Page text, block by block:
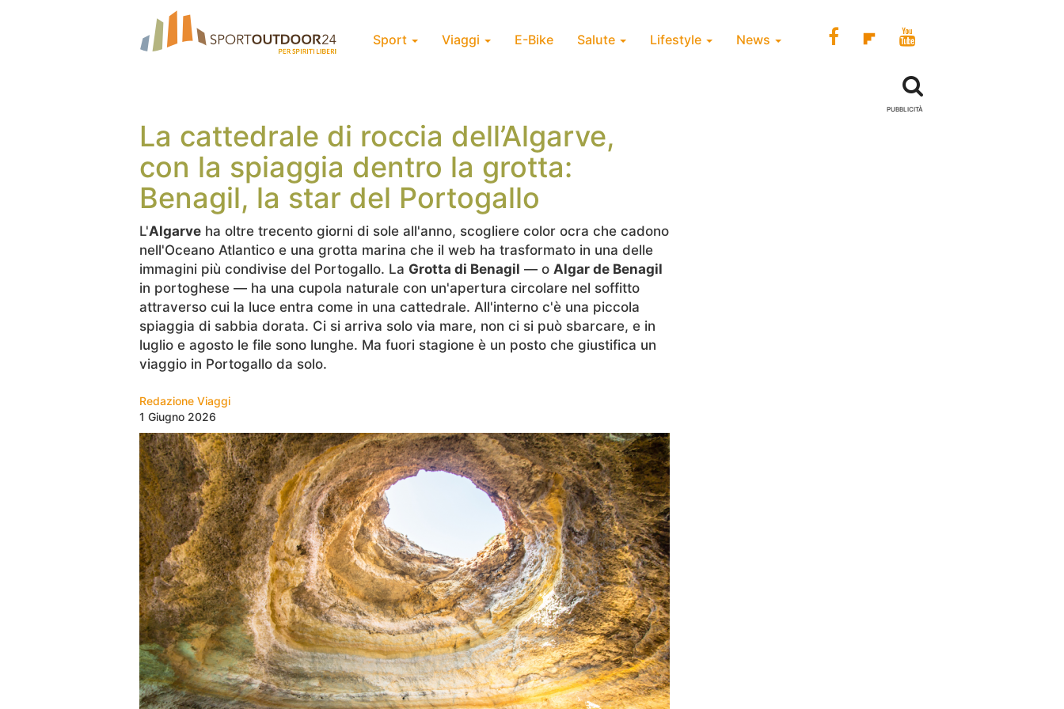
Sport Viaggi E-Bike Salute Lifestyle News
La cattedrale di roccia dell’Algarve,
con la spiaggia dentro la grotta:
Benagil, la star del Portogallo
L'Algarve ha oltre trecento giorni di sole all'anno, scogliere color ocra che cadono
nell'Oceano Atlantico e una grotta marina che il web ha trasformato in una delle
immagini più condivise del Portogallo. La Grotta di Benagil — o Algar de Benagil
in portoghese — ha una cupola naturale con un'apertura circolare nel soffitto
attraverso cui la luce entra come in una cattedrale. All'interno c'è una piccola
spiaggia di sabbia dorata. Ci si arriva solo via mare, non ci si può sbarcare, e in
luglio e agosto le file sono lunghe. Ma fuori stagione è un posto che giustifica un
viaggio in Portogallo da solo.
Redazione Viaggi
1 Giugno 2026
PUBBLICITÀ